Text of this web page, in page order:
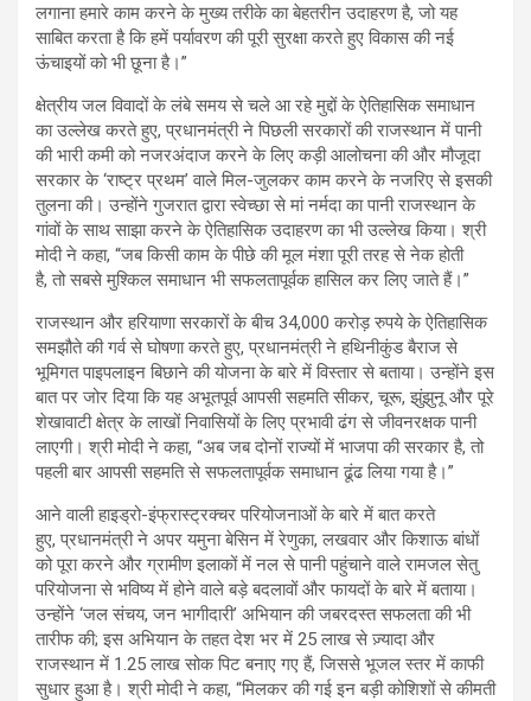
लगाना हमारे काम करने के मुख्य तरीके का बेहतरीन उदाहरण है, जो यह
साबित करता है कि हमें पर्यावरण की पूरी सुरक्षा करते हुए विकास की नई
ऊंचाइयों को भी छूना है।”
क्षेत्रीय जल विवादों के लंबे समय से चले आ रहे मुद्दों के ऐतिहासिक समाधान
का उल्लेख करते हुए, प्रधानमंत्री ने पिछली सरकारों की राजस्थान में पानी
की भारी कमी को नजरअंदाज करने के लिए कड़ी आलोचना की और मौजूदा
सरकार के ‘राष्ट्र प्रथम’ वाले मिल-जुलकर काम करने के नजरिए से इसकी
तुलना की। उन्होंने गुजरात द्वारा स्वेच्छा से मां नर्मदा का पानी राजस्थान के
गांवों के साथ साझा करने के ऐतिहासिक उदाहरण का भी उल्लेख किया। श्री
मोदी ने कहा, “जब किसी काम के पीछे की मूल मंशा पूरी तरह से नेक होती
है, तो सबसे मुश्किल समाधान भी सफलतापूर्वक हासिल कर लिए जाते हैं।”
राजस्थान और हरियाणा सरकारों के बीच 34,000 करोड़ रुपये के ऐतिहासिक
समझौते की गर्व से घोषणा करते हुए, प्रधानमंत्री ने हथिनीकुंड बैराज से
भूमिगत पाइपलाइन बिछाने की योजना के बारे में विस्तार से बताया। उन्होंने इस
बात पर जोर दिया कि यह अभूतपूर्व आपसी सहमति सीकर, चूरू, झुंझुनू और पूरे
शेखावाटी क्षेत्र के लाखों निवासियों के लिए प्रभावी ढंग से जीवनरक्षक पानी
लाएगी। श्री मोदी ने कहा, “अब जब दोनों राज्यों में भाजपा की सरकार है, तो
पहली बार आपसी सहमति से सफलतापूर्वक समाधान ढूंढ लिया गया है।”
आने वाली हाइड्रो-इंफ्रास्ट्रक्चर परियोजनाओं के बारे में बात करते
हुए, प्रधानमंत्री ने अपर यमुना बेसिन में रेणुका, लखवार और किशाऊ बांधों
को पूरा करने और ग्रामीण इलाकों में नल से पानी पहुंचाने वाले रामजल सेतु
परियोजना से भविष्य में होने वाले बड़े बदलावों और फायदों के बारे में बताया।
उन्होंने ‘जल संचय, जन भागीदारी’ अभियान की जबरदस्त सफलता की भी
तारीफ की; इस अभियान के तहत देश भर में 25 लाख से ज़्यादा और
राजस्थान में 1.25 लाख सोक पिट बनाए गए हैं, जिससे भूजल स्तर में काफी
सुधार हुआ है। श्री मोदी ने कहा, “मिलकर की गई इन बड़ी कोशिशों से कीमती